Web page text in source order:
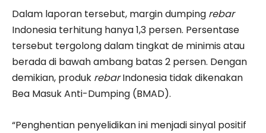
Dalam laporan tersebut, margin dumping rebar
Indonesia terhitung hanya 1,3 persen. Persentase
tersebut tergolong dalam tingkat de minimis atau
berada di bawah ambang batas 2 persen. Dengan
demikian, produk rebarIndonesia tidak dikenakan
Bea Masuk Anti-Dumping (BMAD).
“Penghentian penyelidikan ini menjadi sinyal positif